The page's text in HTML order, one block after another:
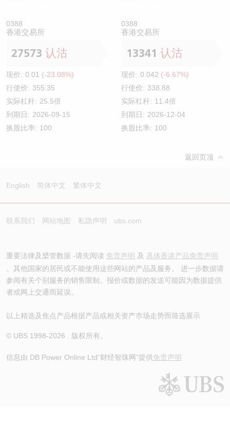
0388
香港交易所
27573 认沽
现价: 0.01 (-23.08%)
行使价: 355.35
实际杠杆: 25.5倍
到期日: 2026-09-15
换股比率: 100
0388
香港交易所
13341 认沽
现价: 0.042 (-6.67%)
行使价: 338.88
实际杠杆: 11.4倍
到期日: 2026-12-04
换股比率: 100
返回页顶
English 简体中文 繁体中文
联系我们 网站地图 私隐声明 ubs.com
重要法律及槼管数据 -请先阅读 免责声明 及 具体香港产品免责声明
。其他国家的居民或不能使用这些网站的产品及服务。 进一步数据请
参阅有关个别服务的销售限制。报价或数据的发送可能因为数据提供
者或网上交通而延误。
以上精选及焦点产品根据产品或相关资产市场走势而筛选展示
© UBS 1998-2026 . 版权所有。
信息由 DB Power Online Ltd“财经智珠网”提供免责声明